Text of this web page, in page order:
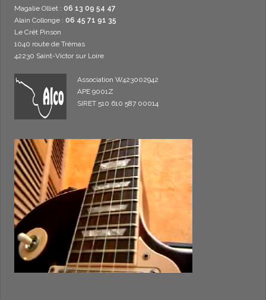
Magalie Olliet : 06 13 09 54 47
Alain Collonge : 06 45 71 91 35
Le Crêt Pinson
1040 route de Trémas
42230 Saint-Victor sur Loire
Association W423002942
APE 9001Z
SIRET 510 610 587 00014